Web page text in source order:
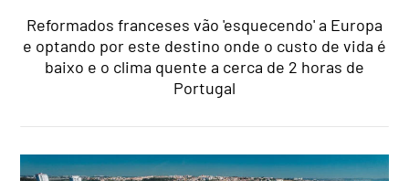
Reformados franceses vão 'esquecendo' a Europa
e optando por este destino onde o custo de vida é
baixo e o clima quente a cerca de 2 horas de
Portugal